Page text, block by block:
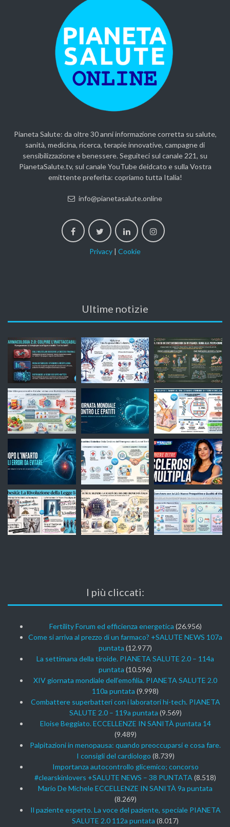
Pianeta Salute: da oltre 30 anni informazione corretta su salute,
sanità, medicina, ricerca, terapie innovative, campagne di
sensibilizzazione e benessere. Seguiteci sul canale 221, su
PianetaSalute.tv, sul canale YouTube deidcato e sulla Vostra
emittente preferita: copriamo tutta Italia!
info@pianetasalute.online
Privacy | Cookie
Ultime notizie
I più cliccati:
Fertility Forum ed efficienza energetica (26.956)
Come si arriva al prezzo di un farmaco? +SALUTE NEWS 107a
puntata (12.977)
La settimana della tiroide. PIANETA SALUTE 2.0 – 114a
puntata (10.596)
XIV giornata mondiale dell’emofilia. PIANETA SALUTE 2.0
110a puntata (9.998)
Combattere superbatteri con i laboratori hi-tech. PIANETA
SALUTE 2.0 – 119a puntata (9.569)
Eloise Beggiato. ECCELLENZE IN SANITÀ puntata 14
(9.489)
Palpitazioni in menopausa: quando preoccuparsi e cosa fare.
I consigli del cardiologo (8.739)
Importanza autocontrollo glicemico; concorso
#clearskinlovers +SALUTE NEWS – 38 PUNTATA (8.518)
Mario De Michele ECCELLENZE IN SANITÀ 9a puntata
(8.269)
Il paziente esperto. La voce del paziente, speciale PIANETA
SALUTE 2.0 112a puntata (8.017)